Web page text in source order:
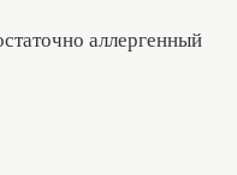
аллергенный